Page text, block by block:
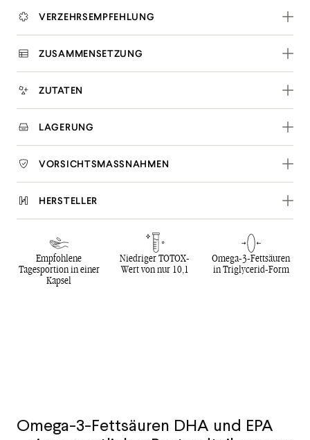
VERZEHRSEMPFEHLUNG
ZUSAMMENSETZUNG
ZUTATEN
LAGERUNG
VORSICHTSMASSNAHMEN
HERSTELLER
Empfohlene
Tagesportion in einer
Kapsel
Niedriger TOTOX-
Wert von nur 10,1
Omega-3-Fettsäuren
in Triglycerid-Form
Omega-3-Fettsäuren DHA und EPA